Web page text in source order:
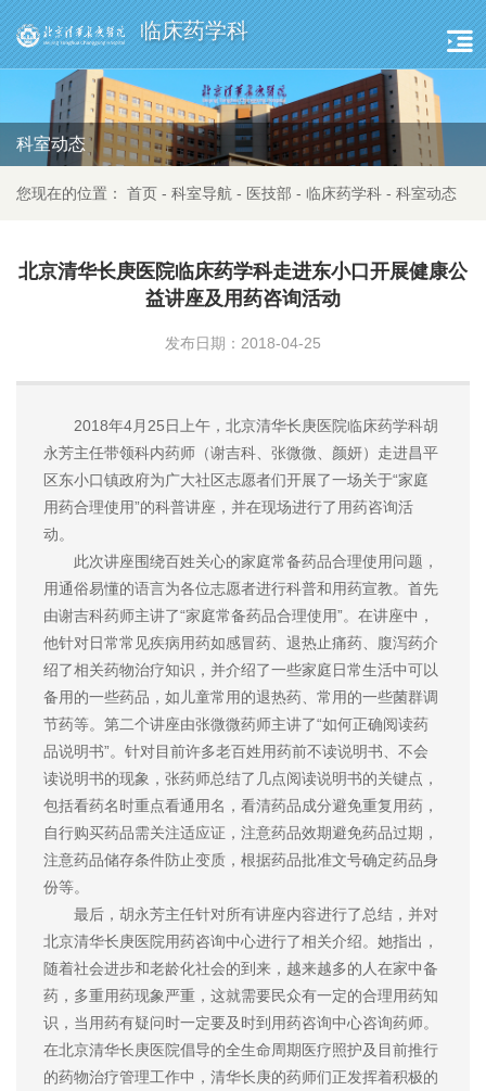
临床药学科
科室动态
您现在的位置： 首页 - 科室导航 - 医技部 - 临床药学科 - 科室动态
北京清华长庚医院临床药学科走进东小口开展健康公
益讲座及用药咨询活动
发布日期：2018-04-25
2018年4月25日上午，北京清华长庚医院临床药学科胡
永芳主任带领科内药师（谢吉科、张微微、颜妍）走进昌平
区东小口镇政府为广大社区志愿者们开展了一场关于“家庭
用药合理使用”的科普讲座，并在现场进行了用药咨询活
动。
此次讲座围绕百姓关心的家庭常备药品合理使用问题，
用通俗易懂的语言为各位志愿者进行科普和用药宣教。首先
由谢吉科药师主讲了“家庭常备药品合理使用”。在讲座中，
他针对日常常见疾病用药如感冒药、退热止痛药、腹泻药介
绍了相关药物治疗知识，并介绍了一些家庭日常生活中可以
备用的一些药品，如儿童常用的退热药、常用的一些菌群调
节药等。第二个讲座由张微微药师主讲了“如何正确阅读药
品说明书”。针对目前许多老百姓用药前不读说明书、不会
读说明书的现象，张药师总结了几点阅读说明书的关键点，
包括看药名时重点看通用名，看清药品成分避免重复用药，
自行购买药品需关注适应证，注意药品效期避免药品过期，
注意药品储存条件防止变质，根据药品批准文号确定药品身
份等。
最后，胡永芳主任针对所有讲座内容进行了总结，并对
北京清华长庚医院用药咨询中心进行了相关介绍。她指出，
随着社会进步和老龄化社会的到来，越来越多的人在家中备
药，多重用药现象严重，这就需要民众有一定的合理用药知
识，当用药有疑问时一定要及时到用药咨询中心咨询药师。
在北京清华长庚医院倡导的全生命周期医疗照护及目前推行
的药物治疗管理工作中，清华长庚的药师们正发挥着积极的